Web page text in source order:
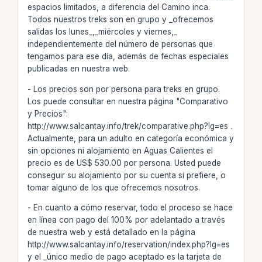
espacios limitados, a diferencia del Camino inca.
Todos nuestros treks son en grupo y _ofrecemos
salidas los lunes_,_miércoles y viernes,_
independientemente del número de personas que
tengamos para ese día, además de fechas especiales
publicadas en nuestra web.
- Los precios son por persona para treks en grupo.
Los puede consultar en nuestra página "Comparativo
y Precios":
http://www.salcantay.info/trek/comparative.php?lg=es .
Actualmente, para un adulto en categoría económica y
sin opciones ni alojamiento en Aguas Calientes el
precio es de US$ 530.00 por persona. Usted puede
conseguir su alojamiento por su cuenta si prefiere, o
tomar alguno de los que ofrecemos nosotros.
- En cuanto a cómo reservar, todo el proceso se hace
en línea con pago del 100% por adelantado a través
de nuestra web y está detallado en la página
http://www.salcantay.info/reservation/index.php?lg=es
y el _único medio de pago aceptado es la tarjeta de